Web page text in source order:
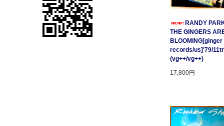
RANDY
THE GINGERS
BLOOMING[ginger
records/us]'79/
(vg++/vg++)
17,800円